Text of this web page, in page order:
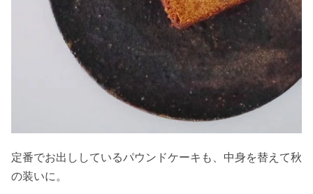
定番でお出ししているパウンドケーキも、中身を替えて秋
の装いに。